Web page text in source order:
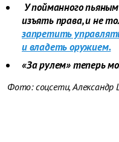
У пойманного
изъять права, и не
запретить
и владеть оружием.
«За рулем» теперь
Фото: соцсети, Александр